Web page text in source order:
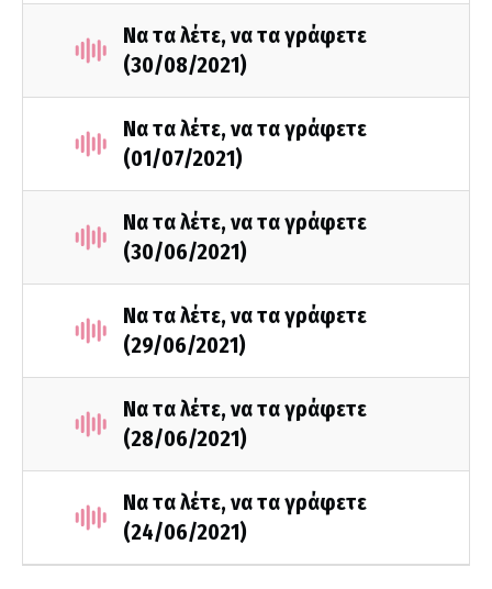
Να τα λέτε, να τα γράφετε
(30/08/2021)
Να τα λέτε, να τα γράφετε
(01/07/2021)
Να τα λέτε, να τα γράφετε
(30/06/2021)
Να τα λέτε, να τα γράφετε
(29/06/2021)
Να τα λέτε, να τα γράφετε
(28/06/2021)
Να τα λέτε, να τα γράφετε
(24/06/2021)